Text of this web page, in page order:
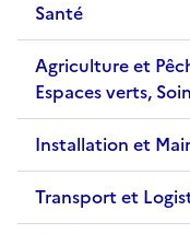
Santé
Agriculture et
Espaces verts,
Installation et
Transport et